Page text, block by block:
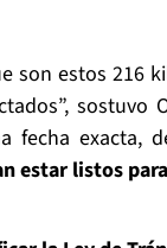
son estos 216
sostuvo
fecha exacta,
estar listos